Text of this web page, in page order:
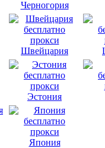
Черногория
Швейцария
Эстония
Япония